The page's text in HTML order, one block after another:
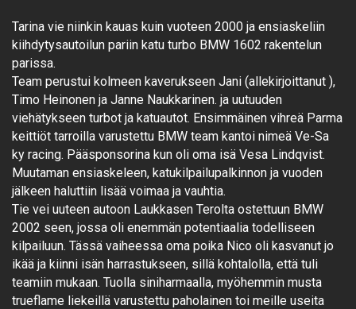
Tarina vie niinkin kauas kuin vuoteen 2000 ja ensiaskeliin
kiihdytysautoilun pariin katu turbo BMW 1602 rakentelun
parissa.
Team perustui kolmeen kaverukseen Jani (allekirjoittanut ),
Timo Heinonen ja Janne Naukkarinen. ja uutuuden
viehätykseen turbot ja katuautot. Ensimmäinen vihreä Parma
keittiöt tarroilla varustettu BMW team kantoi nimeä Ve-Sa
ky racing. Pääsponsorina kun oli oma isä Vesa Lindqvist.
Muutaman ensiaskeleen, katukilpailupalkinnon ja vuoden
jälkeen haluttiin lisää voimaa ja vauhtia.
Tie vei uuteen autoon Laukkasen Terolta ostettuun BMW
2002 seen, jossa oli enemmän potentiaalia todelliseen
kilpailuun. Tässä vaiheessa oma poika Nico oli kasvanut jo
ikää ja kiinni isän harrastukseen, sillä kohtalolla, että tuli
teamiin mukaan. Tuolla siniharmaalla, myöhemmin musta
trueflame liekeillä varustettu paholainen toi meille useita